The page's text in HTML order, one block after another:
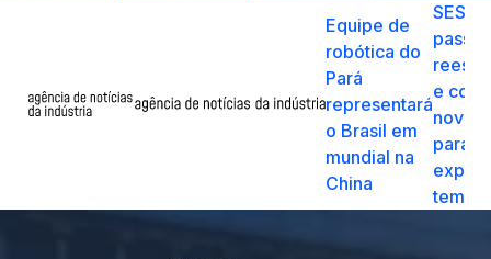
Equipe de
robótica do
Pará
representará
o Brasil em
mundial na
China
SESI
passa
e
nova
para